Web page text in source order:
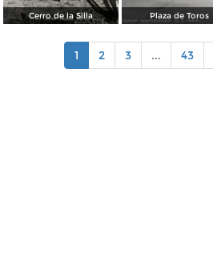
Cerro de la Silla Plaza de Toros
1 2 3 ... 43